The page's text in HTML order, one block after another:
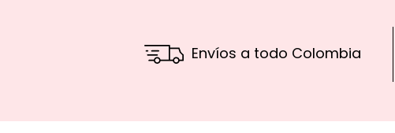
Envíos a todo Colombia